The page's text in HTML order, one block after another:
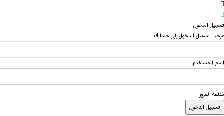
تسجيل الدخول
مرحبا! تسجيل الدخول إلى حسابك
اسم المستخدم
كلمة المرور